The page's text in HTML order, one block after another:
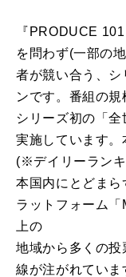
『PRODUCE
を問わず(一部の
者が競い合う、シ
ンです。番組の規
シリーズ初の「
実施しています。
(※デイリーラン
本国内にとどま
ラットフォーム
上の
地域から多くの
線が注がれていま